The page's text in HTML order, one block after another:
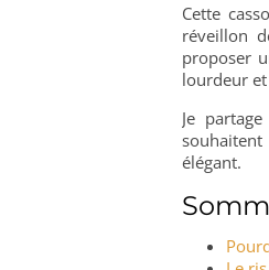
Cette
réveillon
proposer
lourdeur
Je
élégant.